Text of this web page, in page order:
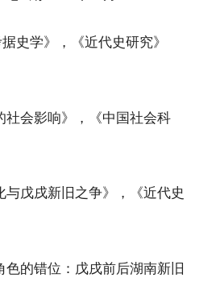
据史学》，《近代史研究》
社会影响》，《中国社会科
与戊戌新旧之争》，《近代史
色的错位：戊戌前后湖南新旧